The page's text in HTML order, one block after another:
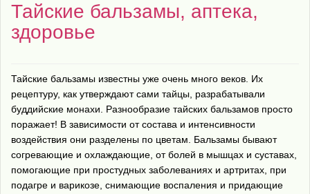
Тайские бальзамы, аптека,
здоровье
Тайские бальзамы известны уже очень много веков. Их
рецептуру, как утверждают сами тайцы, разрабатывали
буддийские монахи. Разнообразие тайских бальзамов просто
поражает! В зависимости от состава и интенсивности
воздействия они разделены по цветам. Бальзамы бывают
согревающие и охлаждающие, от болей в мышцах и суставах,
помогающие при простудных заболеваниях и артритах, при
подагре и варикозе, снимающие воспаления и придающие